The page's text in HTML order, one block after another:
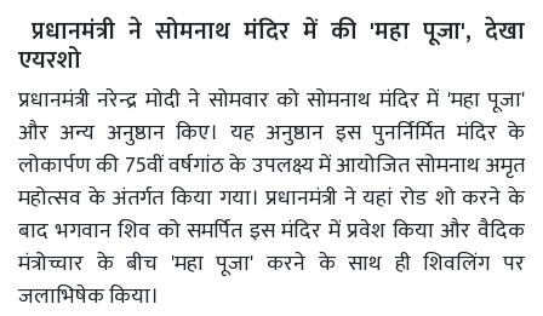
प्रधानमंत्री ने सोमनाथ मंदिर में की 'महा पूजा', देखा
एयरशो
प्रधानमंत्री नरेन्द्र मोदी ने सोमवार को सोमनाथ मंदिर में 'महा पूजा'
और अन्य अनुष्ठान किए। यह अनुष्ठान इस पुनर्निर्मित मंदिर के
लोकार्पण की 75वीं वर्षगांठ के उपलक्ष्य में आयोजित सोमनाथ अमृत
महोत्सव के अंतर्गत किया गया। प्रधानमंत्री ने यहां रोड शो करने के
बाद भगवान शिव को समर्पित इस मंदिर में प्रवेश किया और वैदिक
मंत्रोच्चार के बीच 'महा पूजा' करने के साथ ही शिवलिंग पर
जलाभिषेक किया।